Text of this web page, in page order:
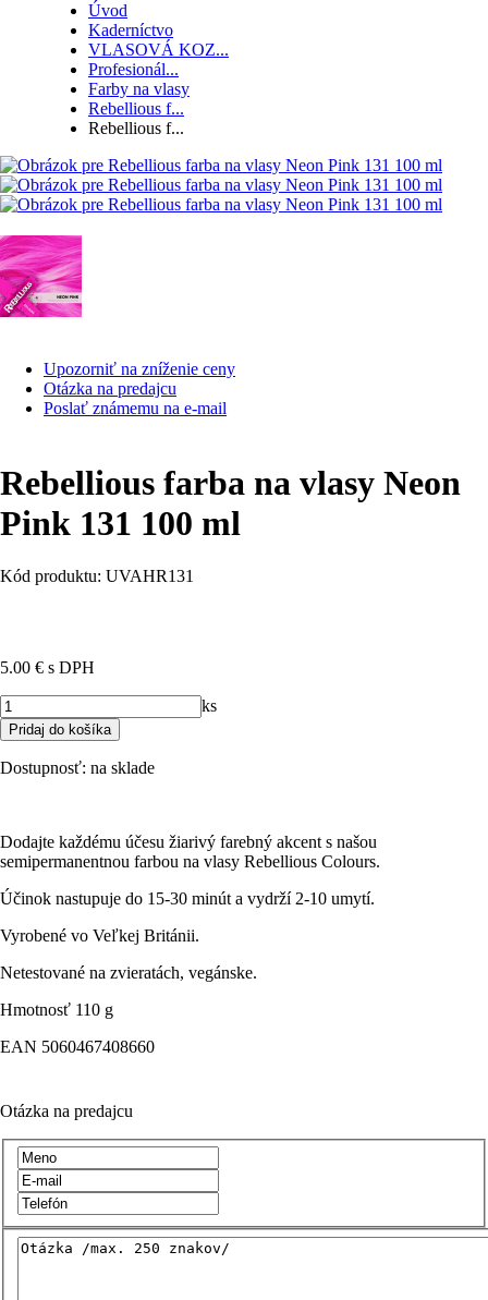
Úvod
Kaderníctvo
VLASOVÁ KOZ...
Profesionál...
Farby na vlasy
Rebellious f...
Rebellious f...
Upozorniť na zníženie ceny
Otázka na predajcu
Poslať známemu na e-mail
Rebellious farba na vlasy Neon
Pink 131 100 ml
Kód produktu: UVAHR131
5.00 € s DPH
ks
Dostupnosť: na sklade
Dodajte každému účesu žiarivý farebný akcent s našou
semipermanentnou farbou na vlasy Rebellious Colours.
Účinok nastupuje do 15-30 minút a vydrží 2-10 umytí.
Vyrobené vo Veľkej Británii.
Netestované na zvieratách, vegánske.
Hmotnosť 110 g
EAN 5060467408660
Otázka na predajcu